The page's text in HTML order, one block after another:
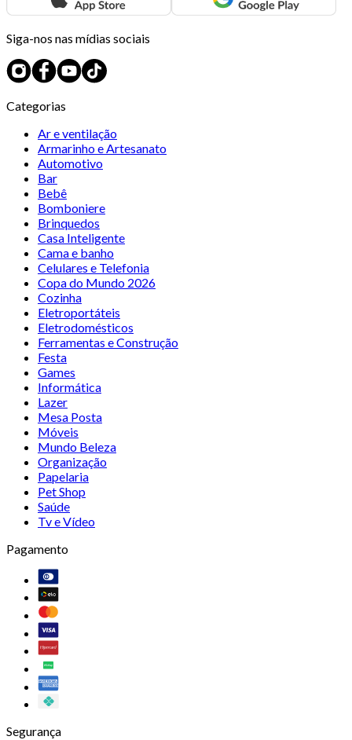
Siga-nos nas mídias sociais
Categorias
Ar e ventilação
Armarinho e Artesanato
Automotivo
Bar
Bebê
Bomboniere
Brinquedos
Casa Inteligente
Cama e banho
Celulares e Telefonia
Copa do Mundo 2026
Cozinha
Eletroportáteis
Eletrodomésticos
Ferramentas e Construção
Festa
Games
Informática
Lazer
Mesa Posta
Móveis
Mundo Beleza
Organização
Papelaria
Pet Shop
Saúde
Tv e Vídeo
Pagamento
Segurança